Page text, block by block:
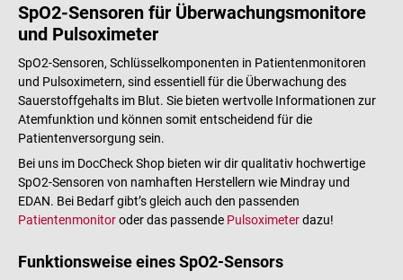
SpO2-Sensoren für Überwachungsmonitore
und Pulsoximeter
SpO2-Sensoren, Schlüsselkomponenten in Patientenmonitoren
und Pulsoximetern, sind essentiell für die Überwachung des
Sauerstoffgehalts im Blut. Sie bieten wertvolle Informationen zur
Atemfunktion und können somit entscheidend für die
Patientenversorgung sein.
Bei uns im DocCheck Shop bieten wir dir qualitativ hochwertige
SpO2-Sensoren von namhaften Herstellern wie Mindray und
EDAN. Bei Bedarf gibt’s gleich auch den passenden
Patientenmonitoroder das passende Pulsoximeterdazu!
Funktionsweise eines SpO2-Sensors